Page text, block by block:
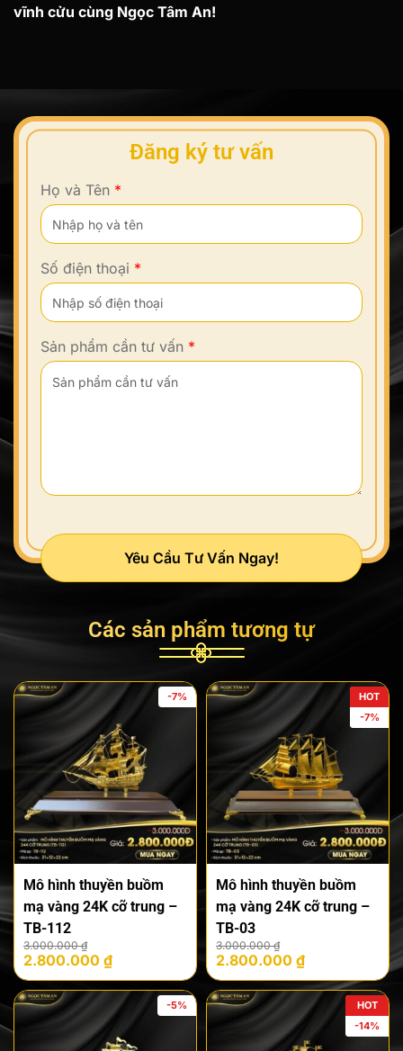
vĩnh cửu cùng Ngọc Tâm An!
Đăng ký tư vấn
Họ và Tên *
Số điện thoại *
Sản phẩm cần tư vấn *
Yêu Cầu Tư Vấn Ngay!
Các sản phẩm tương tự
-7%
Mô hình thuyền buồm
mạ vàng 24K cỡ trung –
TB-112
3.000.000₫
Giá
gốc
là:
3.000.000 ₫.
2.800.000 ₫
Giá
hiện
tại
là:
2.800.000 ₫.
HOT
-7%
Mô hình thuyền buồm
mạ vàng 24K cỡ trung –
TB-03
3.000.000₫
Giá
gốc
là:
3.000.000 ₫.
2.800.000 ₫
Giá
hiện
tại
là:
2.800.000 ₫.
-5%
HOT
-14%